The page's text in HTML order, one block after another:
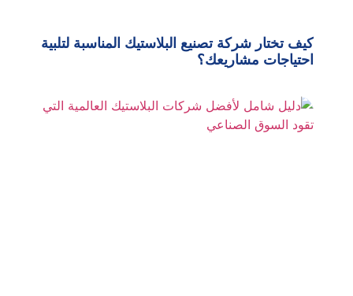
كيف تختار شركة تصنيع البلاستيك المناسبة لتلبية
احتياجات مشاريعك؟